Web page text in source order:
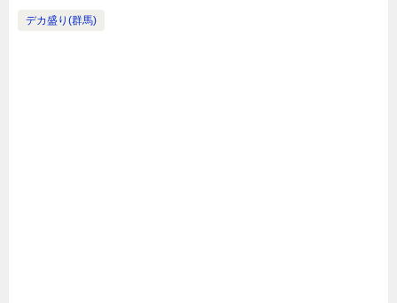
デカ盛り(群馬)